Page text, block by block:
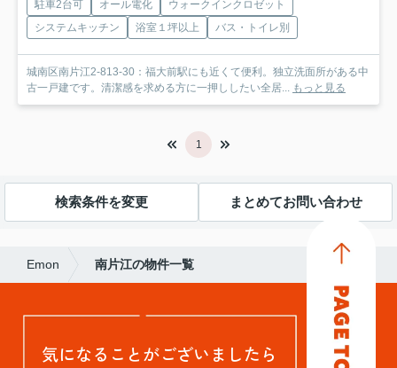
駐車2台可 オール電化
ウォークインクロゼット
システムキッチン
浴室１坪以上 バス・トイレ別
城南区南片江2‐813‐30：福大前駅にも近くて便利。独立洗面所がある中
古一戸建です。清潔感を求める方に一押ししたい全居...
もっと見る
1
検索条件を変更 まとめてお問い合わせ
Emon 南片江の物件一覧
気になることがございましたら